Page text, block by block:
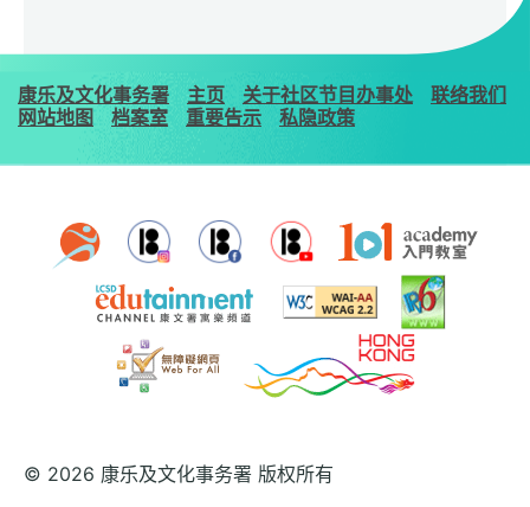
康乐及文化事务署 主页 关于社区节目办事处
联络我们
网站地图
档案室 重要告示 私隐政策
© 2026 康乐及文化事务署 版权所有